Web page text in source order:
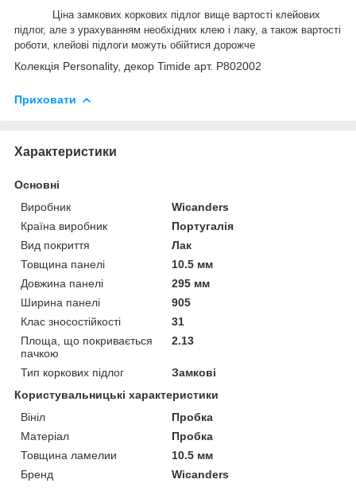
Ціна замкових коркових підлог вище вартості клейових
підлог, але з урахуванням необхідних клею і лаку, а також вартості
роботи, клейові підлоги можуть обійтися дорожче
Колекція Personality, декор Timide арт. P802002
Приховати
Характеристики
Основні
Виробник
Wicanders
Країна виробник
Португалія
Вид покриття
Лак
Товщина панелі
10.5 мм
Довжина панелі
295 мм
Ширина панелі
905
Клас зносостійкості
31
Площа, що покривається
пачкою
2.13
Тип коркових підлог
Замкові
Користувальницькі характеристики
Вініл
Пробка
Матеріал
Пробка
Товщина ламелии
10.5 мм
Бренд
Wicanders